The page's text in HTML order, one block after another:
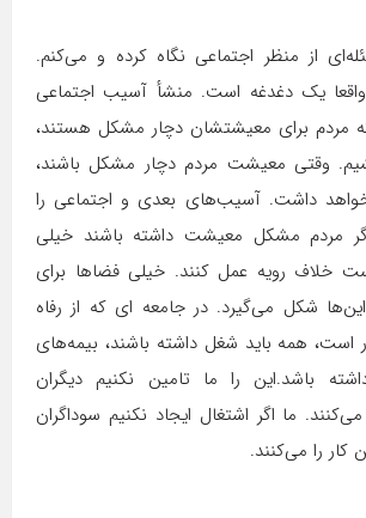
از منظر اجتماعی نگاه کرده و می‌کنم.
یک دغدغه است. منشأ آسیب اجتماعی
مردم برای معیشتشان دچار مشکل هستند،
وقتی معیشت مردم دچار مشکل باشند،
داشت. آسیب‌های بعدی و اجتماعی را
مردم مشکل معیشت داشته باشند خیلی
خلاف رویه عمل کنند. خیلی فضاها برای
این‌ها شکل می‌گیرد. در جامعه ای که از رفاه
است، همه باید شغل داشته باشند، بیمه‌های
باشد.این را ما تامین نکنیم دیگران
ما اگر اشتغال ایجاد نکنیم سوداگران
کار را می‌کنند.